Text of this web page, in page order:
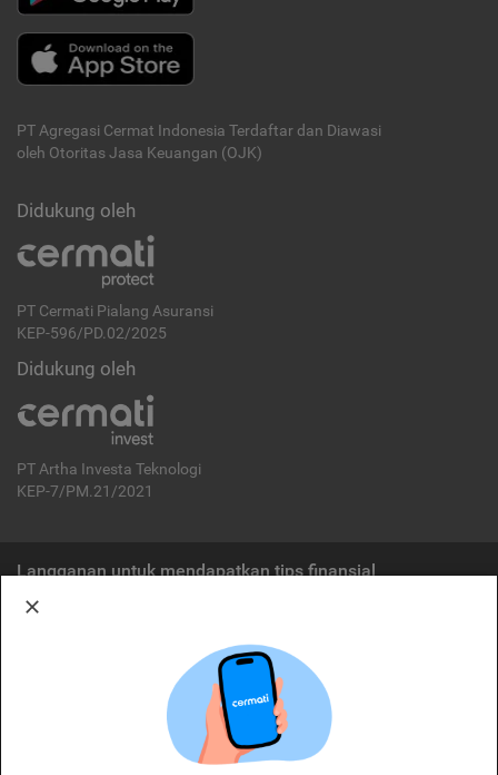
PT Agregasi Cermat Indonesia Terdaftar dan Diawasi
oleh Otoritas Jasa Keuangan (OJK)
Didukung oleh
PT Cermati Pialang Asuransi
KEP-596/PD.02/2025
Didukung oleh
PT Artha Investa Teknologi
KEP-7/PM.21/2021
Langganan untuk mendapatkan tips finansial
Cermati merupakan penyelenggara agregasi jasa keuangan yang terdaftar di
OJK. Oleh karena itu, produk dan/atau layanan jasa keuangan yang
ditawarkan bukan merupakan produk dan/atau layanan jasa keuangan yang
diterbitkan oleh Cermati dan Cermati tidak bertanggung jawab atas tuntutan